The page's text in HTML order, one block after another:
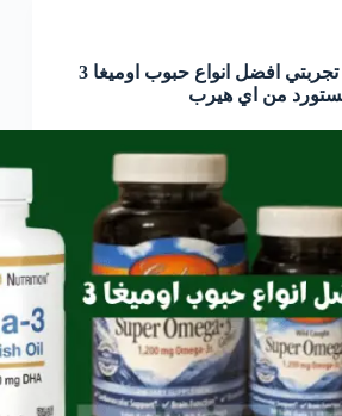
حبوب اوميغا ٣ : تجربتي افضل انواع حبوب اوميغا 3
من اي هيرب